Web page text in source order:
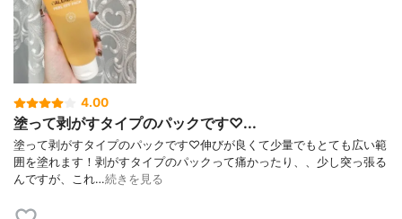
4.00
塗って剥がすタイプのパックです♡...
塗って剥がすタイプのパックです♡伸びが良くて少量でもとても広い範
囲を塗れます！剥がすタイプのパックって痛かったり、、少し突っ張る
んですが、これ…続きを見る